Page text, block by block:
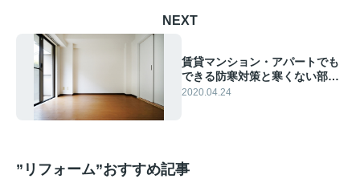
NEXT
賃貸マンション・アパートでも
できる防寒対策と寒くない部屋
選びのポイント
2020.04.24
”リフォーム”おすすめ記事